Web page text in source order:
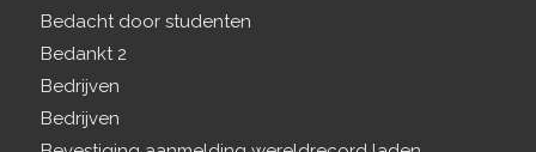
Bedacht door studenten
Bedankt 2
Bedrijven
Bedrijven